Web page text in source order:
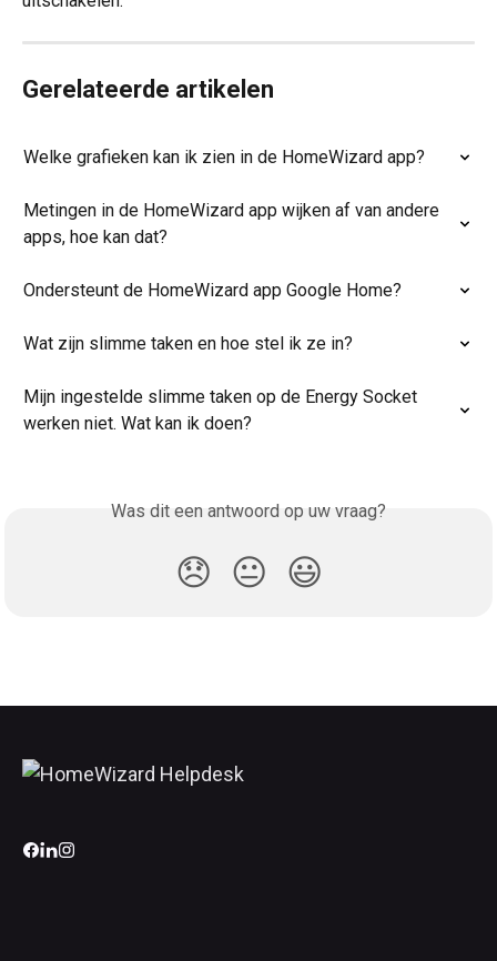
Gerelateerde artikelen
Welke grafieken kan ik zien in de HomeWizard app?
Metingen in de HomeWizard app wijken af van andere
apps, hoe kan dat?
Ondersteunt de HomeWizard app Google Home?
Wat zijn slimme taken en hoe stel ik ze in?
Mijn ingestelde slimme taken op de Energy Socket
werken niet. Wat kan ik doen?
Was dit een antwoord op uw vraag?
😞 😐 😃